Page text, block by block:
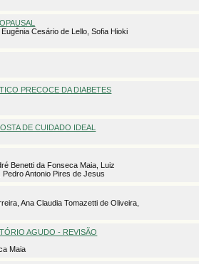
Cesário de Lello, Sofia Hioki
PRECOCE DA DIABETES
DE CUIDADO IDEAL
Benetti da Fonseca Maia, Luiz
Antonio Pires de Jesus
Ana Claudia Tomazetti de Oliveira,
AGUDO - REVISÃO
Maia